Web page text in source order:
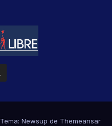
Tema: Newsup de Themeansar